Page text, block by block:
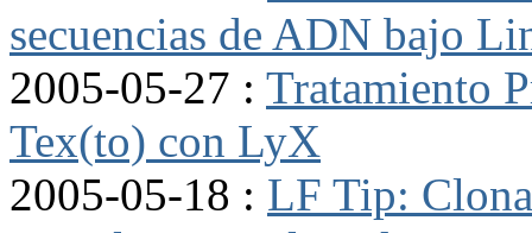
secuencias de ADN bajo
2005-05-27 : Tratamiento
Tex(to) con LyX
2005-05-18 : LF Tip: